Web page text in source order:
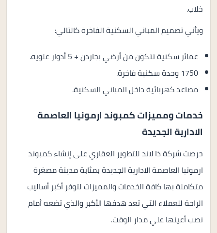
خلاب.
ويأتي تصميم المباني السكنية الفاخرة كالتالي:
عمائر سكنية تتكون من أرضي بجاردن + 5 أدوار علويه.
1750 وحدة سكنية فاخرة.
مصاعد كهربائية داخل المباني السكنية.
خدمات ومميزات كمبوند ارمونيا العاصمة
الادارية الجديدة
حرصت شركة ذا لاند للتطوير العقاري على إنشاء كمبوند
ارمونيا العاصمة الادارية الجديدة بمثابة مدينة مصغرة
متكاملة بها كافة الخدمات والمميزات لتوفر أكبر أساليب
الراحة للعملاء التي تعد هدفها الأكبر والذي تضعه أمام
نصب أعينها علي مدار الوقت.